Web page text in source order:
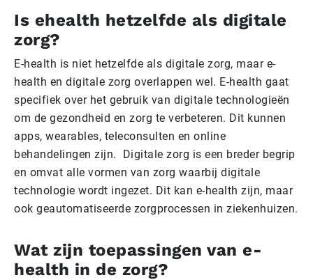
Is ehealth hetzelfde als digitale
zorg?
E-health is niet hetzelfde als digitale zorg, maar e-
health en digitale zorg overlappen wel. E-health gaat
specifiek over het gebruik van digitale technologieën
om de gezondheid en zorg te verbeteren. Dit kunnen
apps, wearables, teleconsulten en online
behandelingen zijn. Digitale zorg is een breder begrip
en omvat alle vormen van zorg waarbij digitale
technologie wordt ingezet. Dit kan e-health zijn, maar
ook geautomatiseerde zorgprocessen in ziekenhuizen.
Wat zijn toepassingen van e-
health in de zorg?